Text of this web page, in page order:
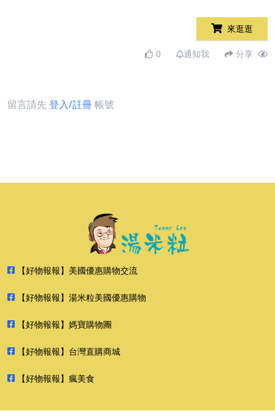
來逛逛
0 通知我 分享
留言請先登入/註冊帳號
【好物報報】美國優惠購物交流
【好物報報】湯米粒美國優惠購物
【好物報報】媽寶購物團
【好物報報】台灣直購商城
【好物報報】瘋美食